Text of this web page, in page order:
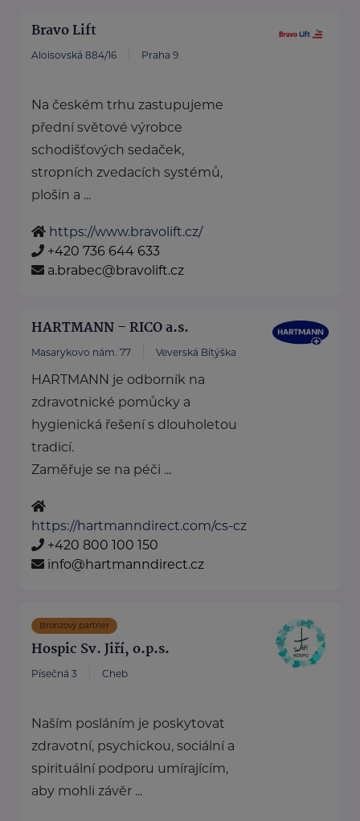
Bravo Lift
Aloisovská 884/16 Praha 9
Na českém trhu zastupujeme
přední světové výrobce
schodišťových sedaček,
stropních zvedacích systémů,
plošin a ...
https://www.bravolift.cz/
+420 736 644 633
a.brabec@bravolift.cz
HARTMANN – RICO a.s.
Masarykovo nám. 77 Veverská Bítýška
HARTMANN je odborník na
zdravotnické pomůcky a
hygienická řešení s dlouholetou
tradicí.
Zaměřuje se na péči ...
https://hartmanndirect.com/cs-cz
+420 800 100 150
info@hartmanndirect.cz
Bronzový partner
Hospic Sv. Jiří, o.p.s.
Písečná 3 Cheb
Naším posláním je poskytovat
zdravotní, psychickou, sociální a
spirituální podporu umírajícím,
aby mohli závěr ...